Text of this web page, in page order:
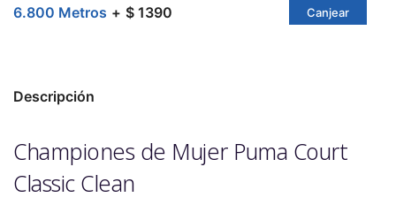
6.800 Metros $ 1390 Canjear
Descripción
Championes de Mujer Puma Court
Classic Clean